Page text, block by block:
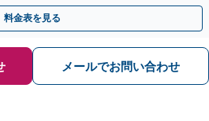
料金表を見る
メールでお問い合わせ